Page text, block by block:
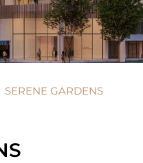
SERENE GARDENS